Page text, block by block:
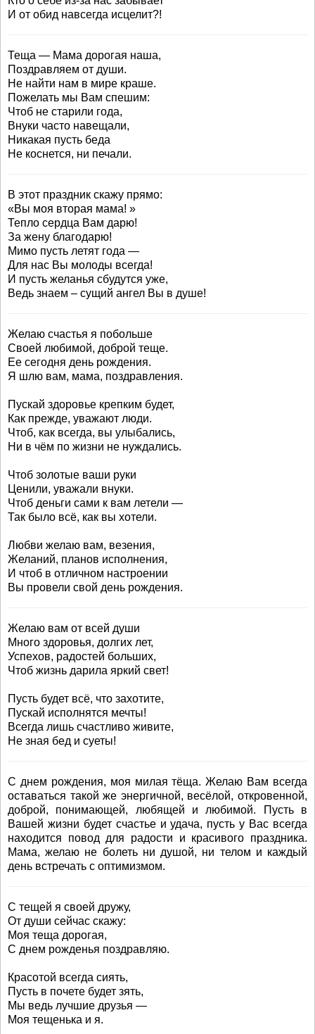
И от обид навсегда исцелит?!
Теща — Мама дорогая наша,
Поздравляем от души.
Не найти нам в мире краше.
Пожелать мы Вам спешим:
Чтоб не старили года,
Внуки часто навещали,
Никакая пусть беда
Не коснется, ни печали.
В этот праздник скажу прямо:
«Вы моя вторая мама! »
Тепло сердца Вам дарю!
За жену благодарю!
Мимо пусть летят года —
Для нас Вы молоды всегда!
И пусть желанья сбудутся уже,
Ведь знаем – сущий ангел Вы в душе!
Желаю счастья я побольше
Своей любимой, доброй теще.
Ее сегодня день рождения.
Я шлю вам, мама, поздравления.
Пускай здоровье крепким будет,
Как прежде, уважают люди.
Чтоб, как всегда, вы улыбались,
Ни в чём по жизни не нуждались.
Чтоб золотые ваши руки
Ценили, уважали внуки.
Чтоб деньги сами к вам летели —
Так было всё, как вы хотели.
Любви желаю вам, везения,
Желаний, планов исполнения,
И чтоб в отличном настроении
Вы провели свой день рождения.
Желаю вам от всей души
Много здоровья, долгих лет,
Успехов, радостей больших,
Чтоб жизнь дарила яркий свет!
Пусть будет всё, что захотите,
Пускай исполнятся мечты!
Всегда лишь счастливо живите,
Не зная бед и суеты!
С днем рождения, моя милая тёща. Желаю Вам всегда
оставаться такой же энергичной, весёлой, откровенной,
доброй, понимающей, любящей и любимой. Пусть в
Вашей жизни будет счастье и удача, пусть у Вас всегда
находится повод для радости и красивого праздника.
Мама, желаю не болеть ни душой, ни телом и каждый
день встречать с оптимизмом.
С тещей я своей дружу,
От души сейчас скажу:
Моя теща дорогая,
С днем рожденья поздравляю.
Красотой всегда сиять,
Пусть в почете будет зять,
Мы ведь лучшие друзья —
Моя тещенька и я.